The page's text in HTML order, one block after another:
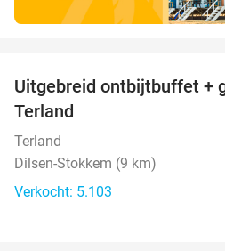
Uitgebreid ontbijtbuffet +
Terland
Terland
Dilsen-Stokkem (9 km)
Verkocht: 5.103